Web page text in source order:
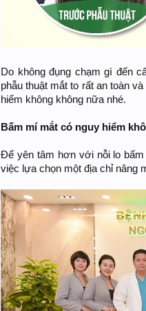
Do không đụng chạm gì đến
phẫu thuật mắt to rất an toàn
hiểm không không nữa nhé.
Bấm mí mắt có nguy hiểm
Để yên tâm hơn với nỗi lo
việc lựa chọn một địa chỉ nâng